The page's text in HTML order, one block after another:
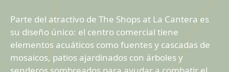
Parte del atractivo de The Shops at La Cantera es
su diseño único: el centro comercial tiene
elementos acuáticos como fuentes y cascadas de
mosaicos, patios ajardinados con árboles y